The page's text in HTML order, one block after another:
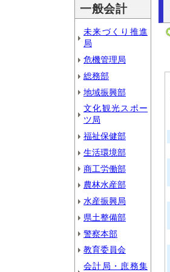
一般会計
未来づくり推進
局
危機管理局
総務部
地域振興部
文化観光スポー
ツ局
福祉保健部
生活環境部
商工労働部
農林水産部
水産振興局
県土整備部
警察本部
教育委員会
会計局・庶務集